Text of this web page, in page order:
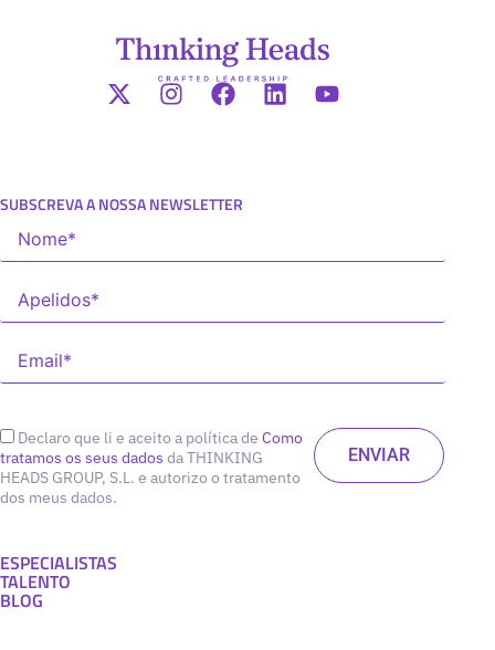
SUBSCREVA A NOSSA NEWSLETTER
Declaro que li e aceito a política de Como
tratamos os seus dados da THINKING
HEADS GROUP, S.L. e autorizo o tratamento
dos meus dados.
ESPECIALISTAS
TALENTO
BLOG